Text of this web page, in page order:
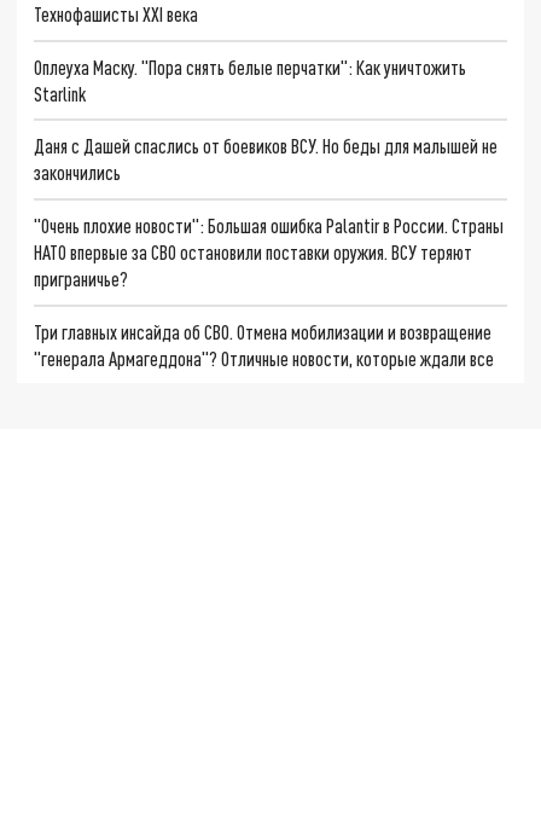
Технофашисты XXI века
Оплеуха Маску. "Пора снять белые перчатки": Как уничтожить
Starlink
Даня с Дашей спаслись от боевиков ВСУ. Но беды для малышей не
закончились
"Очень плохие новости": Большая ошибка Palantir в России. Страны
НАТО впервые за СВО остановили поставки оружия. ВСУ теряют
приграничье?
Три главных инсайда об СВО. Отмена мобилизации и возвращение
"генерала Армагеддона"? Отличные новости, которые ждали все